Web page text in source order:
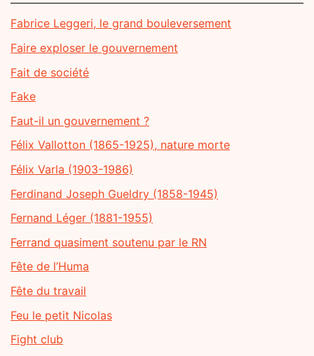
Fabrice Leggeri, le grand bouleversement
Faire exploser le gouvernement
Fait de société
Fake
Faut-il un gouvernement ?
Félix Vallotton (1865-1925), nature morte
Félix Varla (1903-1986)
Ferdinand Joseph Gueldry (1858-1945)
Fernand Léger (1881-1955)
Ferrand quasiment soutenu par le RN
Fête de l’Huma
Fête du travail
Feu le petit Nicolas
Fight club